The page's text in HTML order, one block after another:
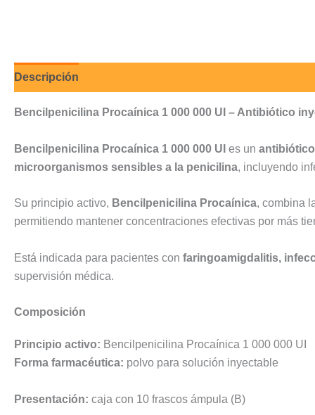
Descripción
Bencilpenicilina Procaínica 1 000 000 UI – Antibiótico
Bencilpenicilina Procaínica 1 000 000 UI es un
microorganismos sensibles a la penicilina, incluyendo
Su principio activo, Bencilpenicilina Procaínica, combina
permitiendo mantener concentraciones efectivas por más
Está indicada para pacientes con faringoamigdalitis,
supervisión médica.
Composición
Principio activo: Bencilpenicilina Procaínica 1 000 000 UI
Forma farmacéutica: polvo para solución inyectable
Presentación: caja con 10 frascos ámpula (B)